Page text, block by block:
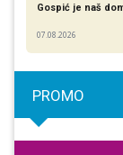
Gospić je naš
07.08.2026
PROMO